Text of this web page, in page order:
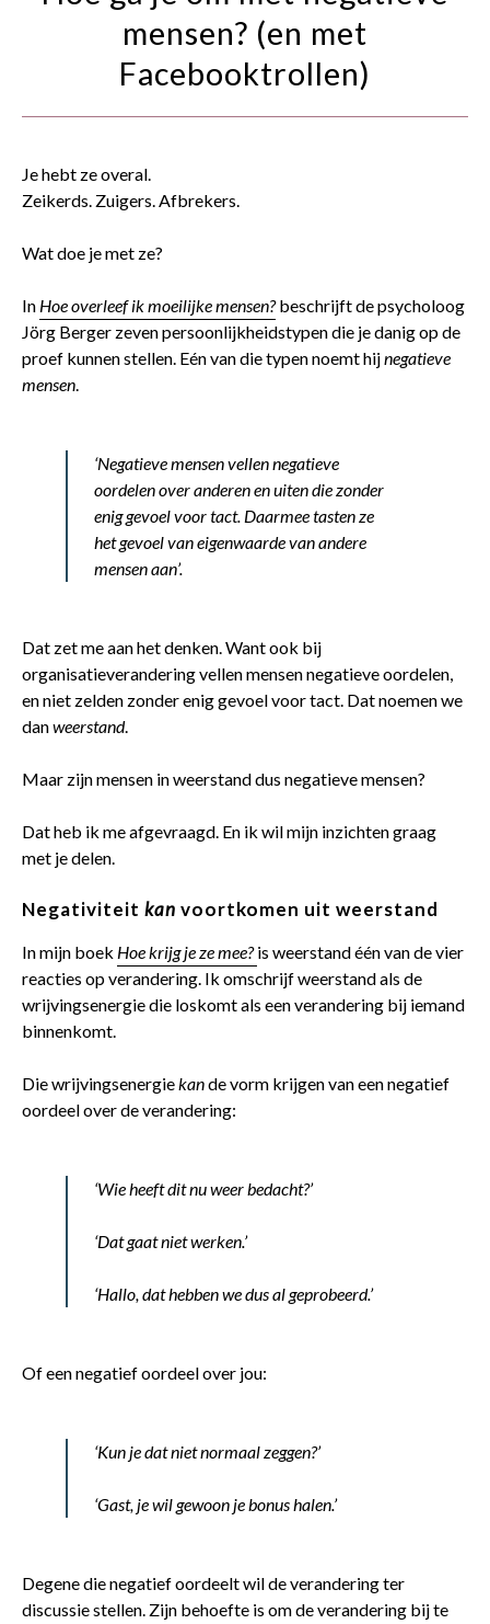
contact
mensen? (en met
Facebooktrollen)
Je hebt ze overal.
Zeikerds. Zuigers. Afbrekers.
Wat doe je met ze?
In Hoe overleef ik moeilijke mensen?beschrijft de psycholoog
Jörg Berger zeven persoonlijkheidstypen die je danig op de
proef kunnen stellen. Eén van die typen noemt hijnegatieve
mensen.
‘Negatieve mensen vellen negatieve
oordelen over anderen en uiten die zonder
enig gevoel voor tact. Daarmee tasten ze
het gevoel van eigenwaarde van andere
mensen aan’.
Dat zet me aan het denken. Want ook bij
organisatieverandering vellen mensen negatieve oordelen,
en niet zelden zonder enig gevoel voor tact. Dat noemen we
danweerstand.
Maar zijn mensen in weerstand dus negatieve mensen?
Dat heb ik me afgevraagd. En ik wil mijn inzichten graag
met je delen.
Negativiteit kan voortkomen uit weerstand
In mijn boek Hoe krijg je ze mee? is weerstand één van de vier
reacties op verandering. Ik omschrijf weerstand als de
wrijvingsenergie die loskomt als een verandering bij iemand
binnenkomt.
Die wrijvingsenergiekande vorm krijgen van een negatief
oordeel over de verandering:
‘Wie heeft dit nu weer bedacht?’
‘Dat gaat niet werken.’
‘Hallo, dat hebben we dus al geprobeerd.’
Of een negatief oordeel over jou:
‘Kun je dat niet normaal zeggen?’
‘Gast, je wil gewoon je bonus halen.’
Degene die negatief oordeelt wil de verandering ter
discussie stellen. Zijn behoefte is om de verandering bij te